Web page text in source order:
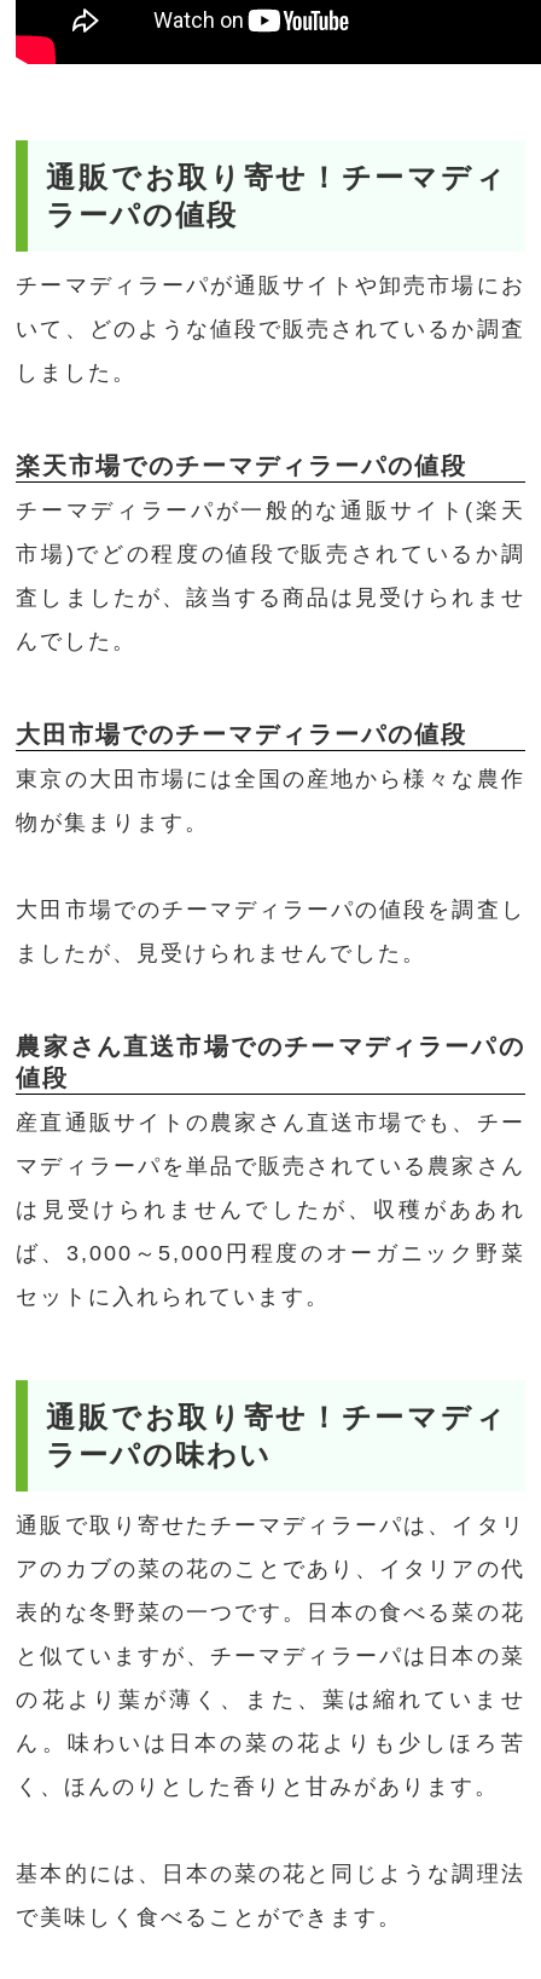
通販でお取り寄せ！チーマディ
ラーパの値段
チーマディラーパが通販サイトや卸売市場にお
いて、どのような値段で販売されているか調査
しました。
楽天市場でのチーマディラーパの値段
チーマディラーパが一般的な通販サイト(楽天
市場)でどの程度の値段で販売されているか調
査しましたが、該当する商品は見受けられませ
んでした。
大田市場でのチーマディラーパの値段
東京の大田市場には全国の産地から様々な農作
物が集まります。
大田市場でのチーマディラーパの値段を調査し
ましたが、見受けられませんでした。
農家さん直送市場でのチーマディラーパの
値段
産直通販サイトの農家さん直送市場でも、チー
マディラーパを単品で販売されている農家さん
は見受けられませんでしたが、収穫がああれ
ば、3,000～5,000円程度のオーガニック野菜
セットに入れられています。
通販でお取り寄せ！チーマディ
ラーパの味わい
通販で取り寄せたチーマディラーパは、イタリ
アのカブの菜の花のことであり、イタリアの代
表的な冬野菜の一つです。日本の食べる菜の花
と似ていますが、チーマディラーパは日本の菜
の花より葉が薄く、また、葉は縮れていませ
ん。味わいは日本の菜の花よりも少しほろ苦
く、ほんのりとした香りと甘みがあります。
基本的には、日本の菜の花と同じような調理法
で美味しく食べることができます。